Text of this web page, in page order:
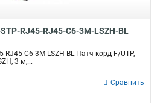
RJ45-RJ45-C6-3M-LSZH-BL
RJ45-C6-3M-LSZH-BL Патч-корд F/UTP,
3 м,...
Сравнить